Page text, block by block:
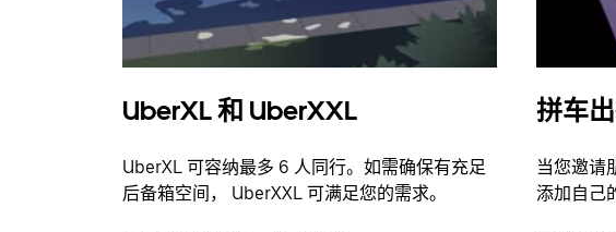
UberXL 和 UberXXL
UberXL 可容纳最多 6 人同行。如需确保有充足
后备箱空间， UberXXL 可满足您的需求。
拼车
当您邀请
添加自己